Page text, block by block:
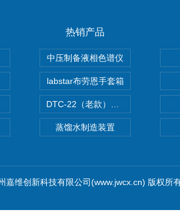
热销产品
中压制备液相色谱仪
labstar布劳恩手套箱
蒸馏水制造装置
嘉维创新科技有限公司(www.jwcx.cn) 版权所